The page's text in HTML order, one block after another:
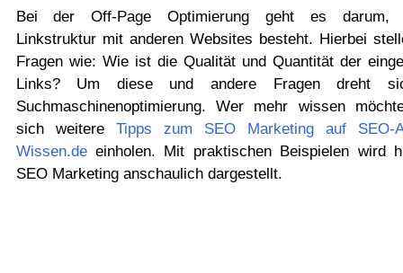
Bei der Off-Page Optimierung geht es darum,
Linkstruktur mit anderen Websites besteht. Hierbei
Fragen wie: Wie ist die Qualität und Quantität der
Links? Um diese und andere Fragen dreht
Suchmaschinenoptimierung. Wer mehr wissen
sich weitere Tipps zum SEO Marketing auf SEO-
Wissen.deeinholen. Mit praktischen Beispielen wird
SEO Marketing anschaulich dargestellt.